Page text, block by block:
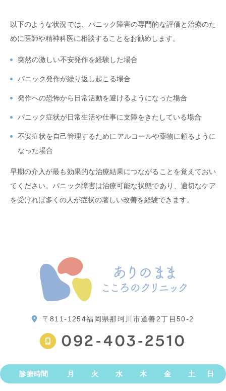
以下のような状況では、パニック障害の専門的な評価と治療のた
めに医師や精神科医に相談することをお勧めします。
突然の激しい不安発作を経験した場合
パニック発作が繰り返し起こる場合
発作への恐怖から日常活動を避けるようになった場合
パニック症状が日常生活や仕事に支障をきたしている場合
不安症状を自己管理するためにアルコールや薬物に頼るように
なった場合
早期の介入が最も効果的な治療結果につながることを覚えておい
てください。パニック障害は治療可能な状態であり、適切なケア
を受ければ多くの人が症状の著しい改善を経験できます。
〒811-1254福岡県那珂川市道善2丁目50-2
092-403-2510
診療時間 月 火 水 木 金 土 日